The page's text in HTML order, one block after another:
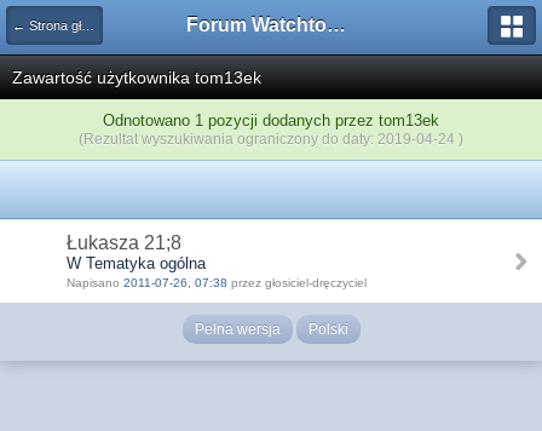
← Strona główna Forum Watchtower
Zawartość użytkownika tom13ek
Odnotowano 1 pozycji dodanych przez tom13ek
(Rezultat wyszukiwania ograniczony do daty: 2019-04-24 )
Łukasza 21;8
W Tematyka ogólna
Napisano 2011-07-26, 07:38 przez głosiciel-dręczyciel
Pełna wersja Polski